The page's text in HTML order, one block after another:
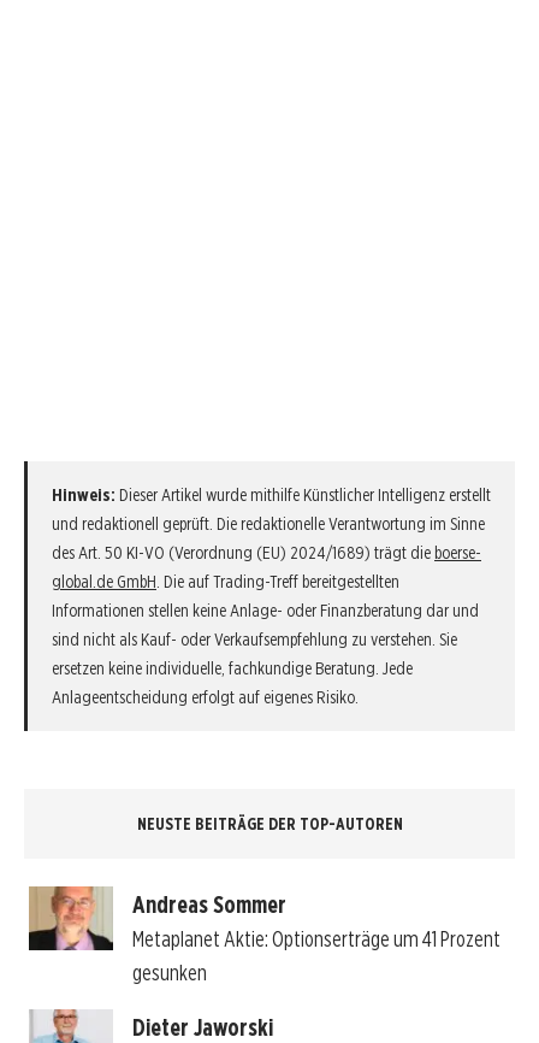
Hinweis: Dieser Artikel wurde mithilfe Künstlicher Intelligenz erstellt
und redaktionell geprüft. Die redaktionelle Verantwortung im Sinne
des Art. 50 KI-VO (Verordnung (EU) 2024/1689) trägt die boerse-
global.de GmbH . Die auf Trading-Treff bereitgestellten
Informationen stellen keine Anlage- oder Finanzberatung dar und
sind nicht als Kauf- oder Verkaufsempfehlung zu verstehen. Sie
ersetzen keine individuelle, fachkundige Beratung. Jede
Anlageentscheidung erfolgt auf eigenes Risiko.
NEUSTE BEITRÄGE DER TOP-AUTOREN
Andreas Sommer
Metaplanet Aktie: Optionserträge um 41 Prozent
gesunken
Dieter Jaworski